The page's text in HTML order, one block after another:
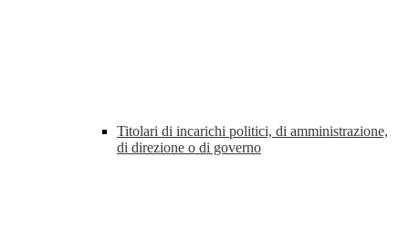
Titolari di incarichi politici, di amministrazione,
di direzione o di governo